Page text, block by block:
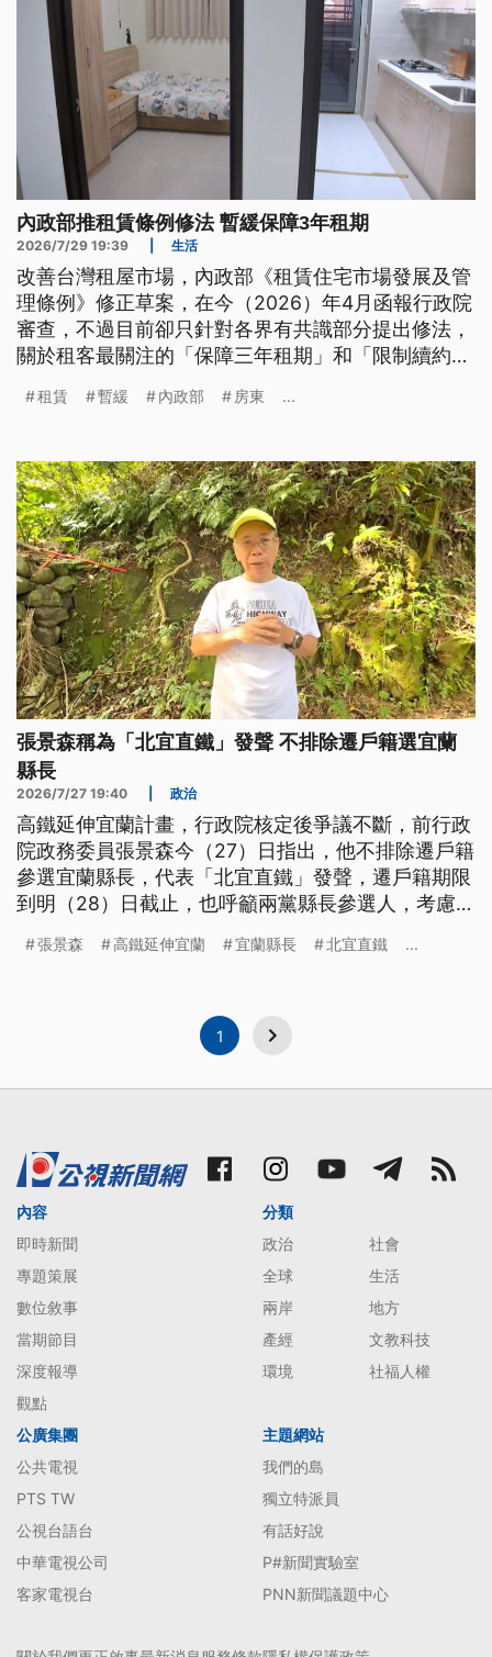
內政部推租賃條例修法 暫緩保障3年租期
2026/7/29 19:39 生活
改善台灣租屋市場，內政部《租賃住宅市場發展及管
理條例》修正草案，在今（2026）年4月函報行政院
審查，不過目前卻只針對各界有共識部分提出修法，
關於租客最關注的「保障三年租期」和「限制續約租
革應兼顧房東和租客權益，但改革失衡，恐怕使得房
租賃 暫緩 內政部 房東 ...
張景森稱為「北宜直鐵」發聲 不排除遷戶籍選宜蘭
縣長
2026/7/27 19:40 政治
高鐵延伸宜蘭計畫，行政院核定後爭議不斷，前行政
院政務委員張景森今（27）日指出，他不排除遷戶籍
參選宜蘭縣長，代表「北宜直鐵」發聲，遷戶籍期限
到明（28）日截止，也呼籲兩黨縣長參選人，考慮將
黨宜蘭縣長參選人林國漳表示尊重，國民黨宜蘭縣長
張景森 高鐵延伸宜蘭 宜蘭縣長 北宜直鐵 ...
1
內容
即時新聞
專題策展
數位敘事
當期節目
深度報導
觀點
分類
政治
社會
全球
生活
兩岸
地方
產經
文教科技
環境
社福人權
公廣集團
公共電視
PTS TW
公視台語台
中華電視公司
客家電視台
主題網站
我們的島
獨立特派員
有話好說
P#新聞實驗室
PNN新聞議題中心